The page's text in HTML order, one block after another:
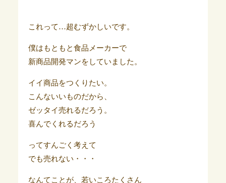
これって…超むずかしいです。
僕はもともと食品メーカーで
新商品開発マンをしていました。
イイ商品をつくりたい。
こんないいものだから、
ゼッタイ売れるだろう。
喜んでくれるだろう
ってすんごく考えて
でも売れない・・・
なんてことが、若いころたくさん